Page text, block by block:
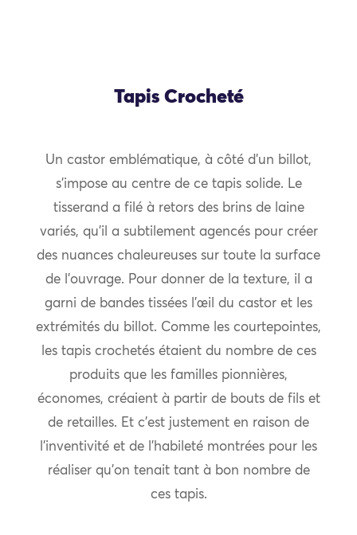
Tapis Crocheté
Un castor emblématique, à côté d’un billot,
s’impose au centre de ce tapis solide. Le
tisserand a filé à retors des brins de laine
variés, qu’il a subtilement agencés pour créer
des nuances chaleureuses sur toute la surface
de l’ouvrage. Pour donner de la texture, il a
garni de bandes tissées l’œil du castor et les
extrémités du billot. Comme les courtepointes,
les tapis crochetés étaient du nombre de ces
produits que les familles pionnières,
économes, créaient à partir de bouts de fils et
de retailles. Et c’est justement en raison de
l’inventivité et de l’habileté montrées pour les
réaliser qu’on tenait tant à bon nombre de
ces tapis.